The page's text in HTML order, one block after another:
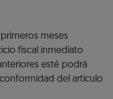
meses
fiscal inmediato
esté podrá
del artículo